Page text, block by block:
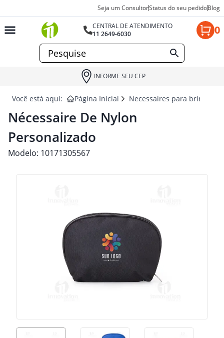
Seja um ConsultorStatus do seu pedidoBlog
CENTRAL DE ATENDIMENTO
11 2649-6030
0
INFORME SEU CEP
Você está aqui: Página Inicial Necessaires para brindes
Nécessaire De Nylon
Personalizado
Modelo: 10171305567